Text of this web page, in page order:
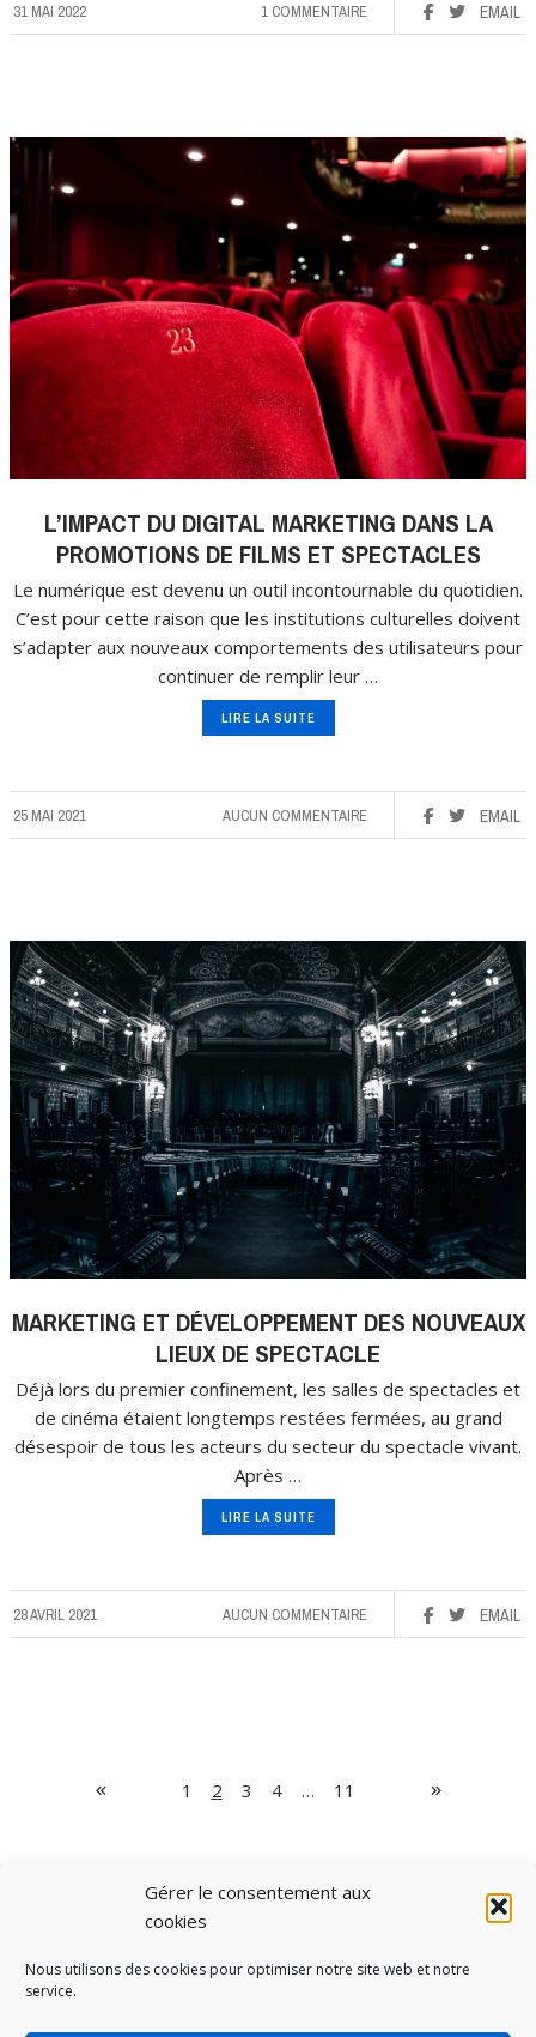
Gérer le consentement aux
cookies
Nous utilisons des cookies pour optimiser notre site web et notre
service.
31 MAI 2022 EMAIL
1 COMMENTAIRE
L’IMPACT DU DIGITAL MARKETING DANS LA
PROMOTIONS DE FILMS ET SPECTACLES
Le numérique est devenu un outil incontournable du quotidien.
C’est pour cette raison que les institutions culturelles doivent
s’adapter aux nouveaux comportements des utilisateurs pour
continuer de remplir leur …
LIRE LA SUITE
25 MAI 2021 EMAIL
AUCUN COMMENTAIRE
MARKETING ET DÉVELOPPEMENT DES NOUVEAUX
LIEUX DE SPECTACLE
Déjà lors du premier confinement, les salles de spectacles et
de cinéma étaient longtemps restées fermées, au grand
désespoir de tous les acteurs du secteur du spectacle vivant.
Après …
LIRE LA SUITE
28 AVRIL 2021 EMAIL
AUCUN COMMENTAIRE
1 2 3 4 … 11